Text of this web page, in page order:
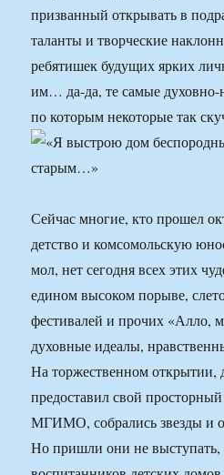
призванный открывать в
таланты и творческие
ребятишек будущих ярких
им… да-да, те самые духовно-
по которым некоторые так
Сейчас многие, кто прошел
детство и комсомольскую
мол, нет сегодня всех этих
едином высоком порыве,
фестивалей и прочих «Алло,
духовные идеалы,
На торжественном открытии,
предоставил свой
МГИМО, собрались звезды и
Но пришли они не